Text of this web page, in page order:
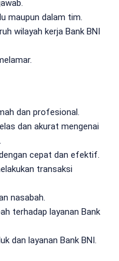
maupun dalam tim.
wilayah kerja Bank BNI
dan profesional.
dan akurat mengenai
cepat dan efektif.
transaksi
nasabah.
terhadap layanan Bank
dan layanan Bank BNI.